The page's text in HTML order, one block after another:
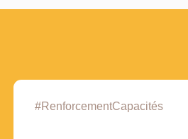
#RenforcementCapacités